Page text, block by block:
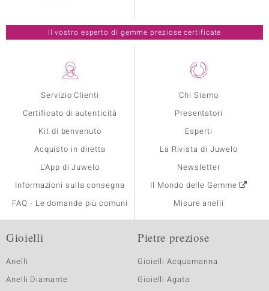
Servizio Clienti
Certificato di autenticità
Kit di benvenuto
Acquisto in diretta
L'App di Juwelo
Informazioni sulla consegna
FAQ - Le domande più comuni
Chi Siamo
Presentatori
Esperti
La Rivista di Juwelo
Newsletter
Il Mondo delle Gemme
Misure anelli
Il vostro esperto di gemme preziose certificate
Gioielli
Anelli
Anelli Diamante
Pietre preziose
Gioielli Acquamarina
Gioielli Agata